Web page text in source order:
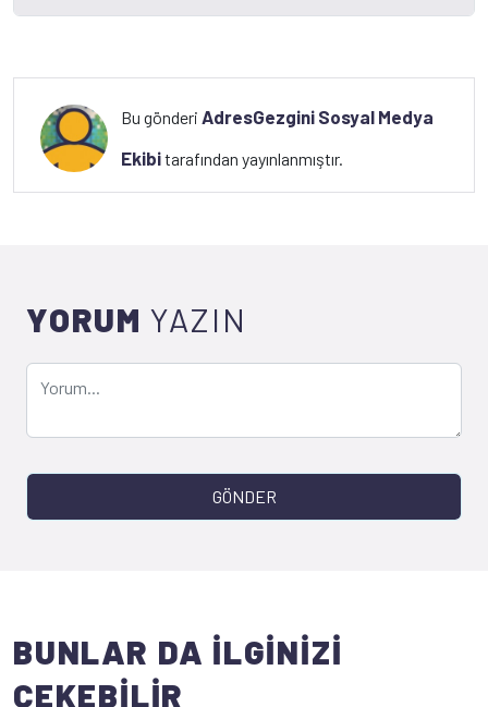
Bu gönderiAdresGezgini Sosyal Medya
Ekibitarafından yayınlanmıştır.
YORUM YAZIN
GÖNDER
BUNLAR DA İLGİNİZİ
ÇEKEBİLİR